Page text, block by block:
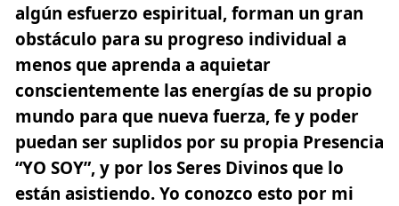
algún esfuerzo espiritual, forman un gran
obstáculo para su progreso individual a
menos que aprenda a aquietar
conscientemente las energías de su propio
mundo para que nueva fuerza, fe y poder
puedan ser suplidos por su propia Presencia
“YO SOY”, y por los Seres Divinos que lo
están asistiendo. Yo conozco esto por mi